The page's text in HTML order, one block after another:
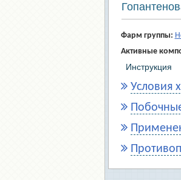
Фарм группы:
Активные
Инструкция
Условия